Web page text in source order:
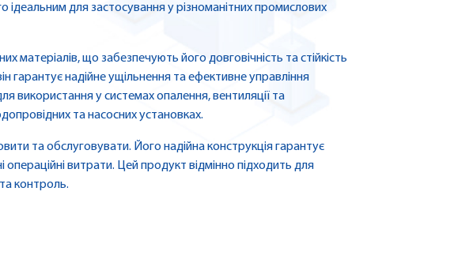
ідеальним для застосування у різноманітних промислових
матеріалів, що забезпечують його довговічність та стійкість
гарантує надійне ущільнення та ефективне управління
використання у системах опалення, вентиляції та
та насосних установках.
та обслуговувати. Його надійна конструкція гарантує
витрати. Цей продукт відмінно підходить для
контроль.